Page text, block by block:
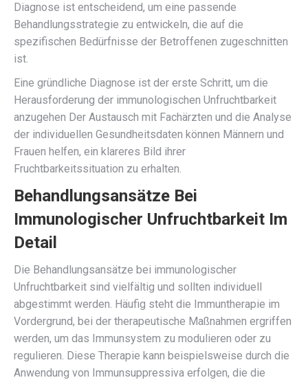
Diagnose ist entscheidend, um eine passende
Behandlungsstrategie zu entwickeln, die auf die
spezifischen Bedürfnisse der Betroffenen zugeschnitten
ist.
Eine gründliche Diagnose ist der erste Schritt, um die
Herausforderung der immunologischen Unfruchtbarkeit
anzugehen Der Austausch mit Fachärzten und die Analyse
der individuellen Gesundheitsdaten können Männern und
Frauen helfen, ein klareres Bild ihrer
Fruchtbarkeitssituation zu erhalten.
Behandlungsansätze Bei
Immunologischer Unfruchtbarkeit Im
Detail
Die Behandlungsansätze bei immunologischer
Unfruchtbarkeit sind vielfältig und sollten individuell
abgestimmt werden. Häufig steht die Immuntherapie im
Vordergrund, bei der therapeutische Maßnahmen ergriffen
werden, um das Immunsystem zu modulieren oder zu
regulieren. Diese Therapie kann beispielsweise durch die
Anwendung von Immunsuppressiva erfolgen, die die